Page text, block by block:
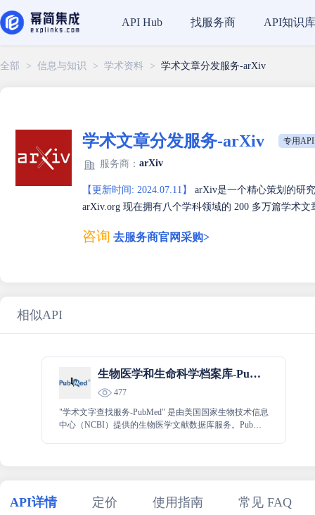
API Hub 找服务商 API知识库
全部 > 信息与知识 > 学术资料 > 学术文章分发服务-arXiv
学术文章分发服务-arXiv 专用API
服务商： arXiv
【更新时间: 2024.07.11】
arXiv是一个精心策划的研
arXiv.org 现在拥有八个学科领域的 200 多万篇学术
咨询 去服务商官网采购>
相似API
生物医学和生命科学档案库-PubMed
477
"学术文字查找服务-PubMed" 是由美国国家生物技术信息
中心（NCBI）提供的生物医学文献数据库服务。PubMed
API详情 定价 使用指南 常见 FAQ